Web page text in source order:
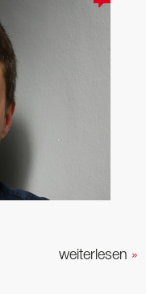
weiterlesen »